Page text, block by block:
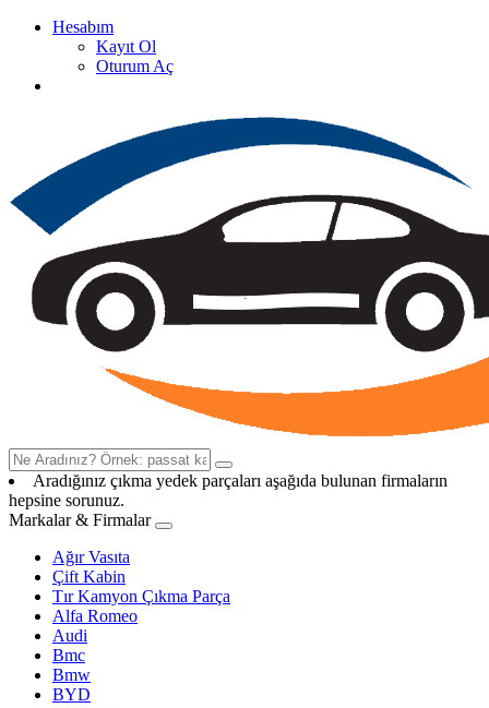
Hesabım
Kayıt Ol
Oturum Aç
Aradığınız çıkma yedek parçaları aşağıda bulunan firmaların
hepsine sorunuz.
Markalar & Firmalar
Ağır Vasıta
Çift Kabin
Tır Kamyon Çıkma Parça
Alfa Romeo
Audi
Bmc
Bmw
BYD